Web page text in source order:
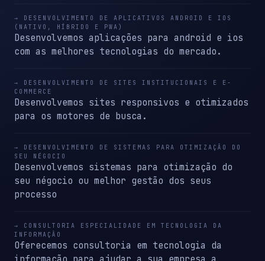
→ DESENVOLVIMENTO DE APLICATIVOS ANDROID E IOS
(NATIVO, HÍBRIDO E PWA)
Desenvolvemos aplicações para android e ios
com as melhores tecnologias do mercado.
→ DESENVOLVIMENTO DE SITES INSTITUCIONAIS E E-
COMMERCE
Desenvolvemos sites responsivos e otimizados
para os motores de busca.
→ DESENVOLVIMENTO DE SISTEMAS PARA OTIMIZAÇÃO DO
SEU NÉGOCIO
Desenvolvemos sistemas para otimização do
seu négocio ou melhor gestão dos seus
processo
→ CONSULTORIA ESPECIALIDADE EM TECNOLOGIA DA
INFORMAÇÃO
Oferecemos consultoria em tecnologia da